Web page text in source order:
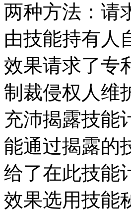
两种方法：请
由技能持有人
效果请求了专
制裁侵权人维
充沛揭露技能
能通过揭露的
给了在此技能
效果选用技能